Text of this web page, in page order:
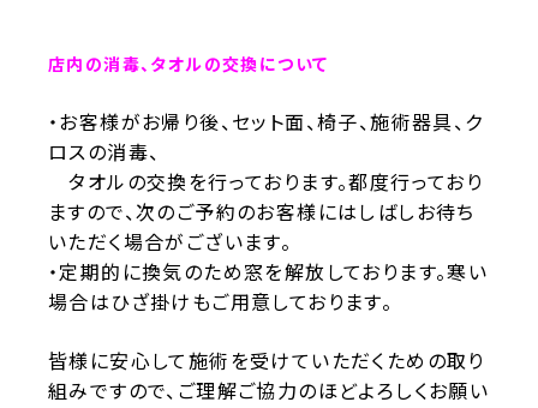
店内の消毒、タオルの交換について
・お客様がお帰り後、セット面、椅子、施術器具、ク
ロスの消毒、
タオルの交換を行っております。都度行っており
ますので、次のご予約のお客様にはしばしお待ち
いただく場合がございます。
・定期的に換気のため窓を解放しております。寒い
場合はひざ掛けもご用意しております。
皆様に安心して施術を受けていただくための取り
組みですので、ご理解ご協力のほどよろしくお願い